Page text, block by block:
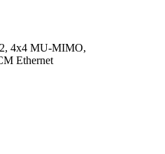
4х4 MU-MIMO,
Ethernet